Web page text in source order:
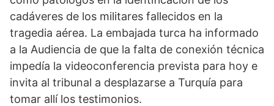
cadáveres de los militares fallecidos en la
tragedia aérea. La embajada turca ha informado
a la Audiencia de que la falta de conexión técnica
impedía la videoconferencia prevista para hoy e
invita al tribunal a desplazarse a Turquía para
tomar allí los testimonios.